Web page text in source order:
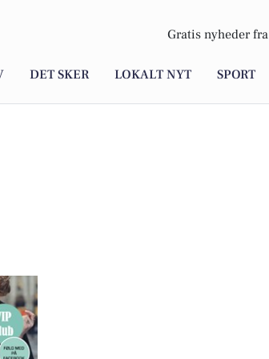
Gratis nyheder fra
DET SKER LOKALT NYT SPORT